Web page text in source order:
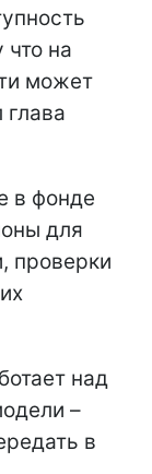
на
может
в фонде
для
проверки
над
–
в